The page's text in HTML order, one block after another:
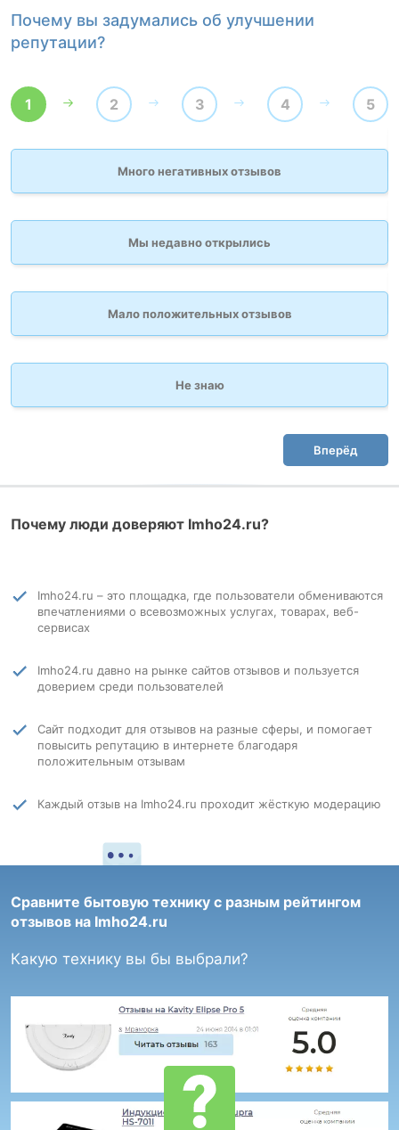
Почему вы задумались об улучшении
репутации?
1 2 3 4 5
Много негативных отзывов
Мы недавно открылись
Мало положительных отзывов
Не знаю
Вперёд
Почему люди доверяют Imho24.ru?
Imho24.ru – это площадка, где пользователи обмениваются
впечатлениями о всевозможных услугах, товарах, веб-
сервисах
Imho24.ru давно на рынке сайтов отзывов и пользуется
доверием среди пользователей
Сайт подходит для отзывов на разные сферы, и помогает
повысить репутацию в интернете благодаря
положительным отзывам
Каждый отзыв на Imho24.ru проходит жёсткую модерацию
Сравните бытовую технику с разным рейтингом
отзывов на Imho24.ru
Какую технику вы бы выбрали?